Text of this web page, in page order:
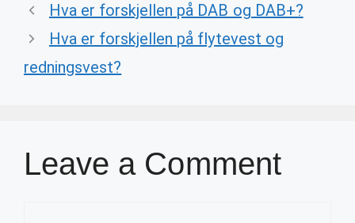
Hva er forskjellen på DAB og DAB+?
Hva er forskjellen på flytevest og
redningsvest?
Leave a Comment